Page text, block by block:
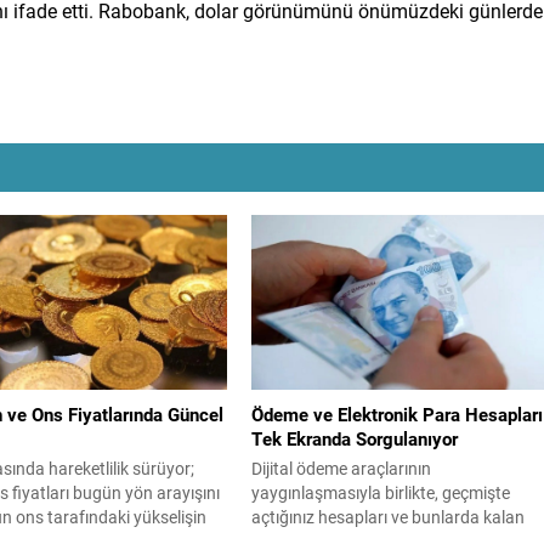
ifade etti. Rabobank, dolar görünümünü önümüzdeki günlerde
ve Ons Fiyatlarında Güncel
hareketlilik sürüyor;
fiyatları bugün yön arayışını
ons tarafındaki yükselişin
Ödeme ve Elektronik Para Hesapları
Tek Ekranda Sorgulanıyor
Dijital ödeme araçlarının
yaygınlaşmasıyla birlikte, geçmişte
açtığınız hesapları ve bunlarda kalan